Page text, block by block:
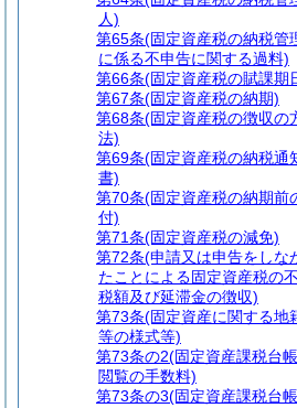
人)
第65条(固定資産税の納税管
に係る不申告に関する過料)
第66条(固定資産税の賦課期
第67条(固定資産税の納期)
第68条(固定資産税の徴収の
法)
第69条(固定資産税の納税通
書)
第70条(固定資産税の納期前
付)
第71条(固定資産税の減免)
第72条(申請又は申告をしな
たことによる固定資産税の
税額及び延滞金の徴収)
第73条(固定資産に関する地
等の様式等)
第73条の2(固定資産課税台
閲覧の手数料)
第73条の3(固定資産課税台